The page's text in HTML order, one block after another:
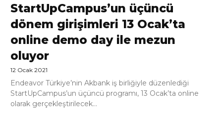
StartUpCampus’un üçüncü
dönem girişimleri 13 Ocak’ta
online demo day ile mezun
oluyor
12 Ocak 2021
Endeavor Türkiye’nin Akbank iş birliğiyle düzenlediği
StartUpCampus’un üçüncü programı, 13 Ocak’ta online
olarak gerçekleştirilecek...